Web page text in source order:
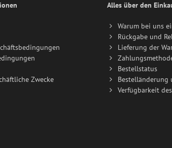
Zwecke
Alles über den
Warum bei uns
Rückgabe und
Lieferung der
Bestellstatus
Bestelländerung
Verfügbarkeit